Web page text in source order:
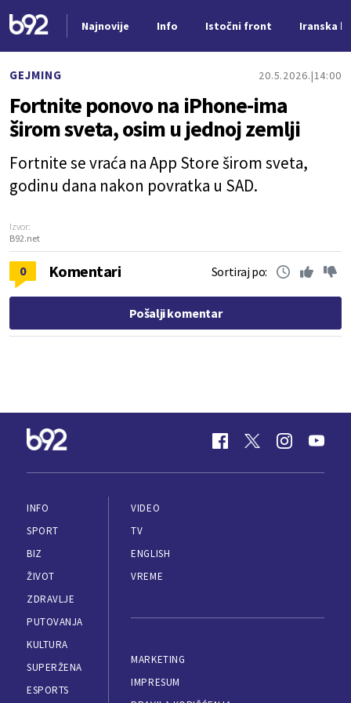
Najnovije Info Istočni front Iranska
GEJMING 20.5.2026. 14:00
Fortnite ponovo na iPhone-ima
širom sveta, osim u jednoj zemlji
Fortnite se vraća na App Store širom sveta,
godinu dana nakon povratka u SAD.
Izvor:
B92.net
0 Komentari Sortiraj po:
Pošalji komentar
INFO
SPORT
BIZ
ŽIVOT
ZDRAVLJE
PUTOVANJA
KULTURA
SUPERŽENA
ESPORTS
VIDEO
TV
ENGLISH
VREME
MARKETING
IMPRESUM